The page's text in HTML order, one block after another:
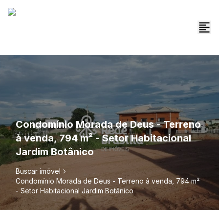
Condomínio Morada de Deus - Terreno
à venda, 794 m² - Setor Habitacional
Jardim Botânico
Buscar imóvel
Condomínio Morada de Deus - Terreno à venda, 794 m²
- Setor Habitacional Jardim Botânico